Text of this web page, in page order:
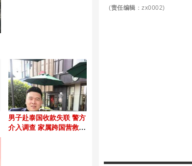
(责任编辑 ：zx0002)
男子赴泰国收款失联 警方
介入调查 家属跨国营救54